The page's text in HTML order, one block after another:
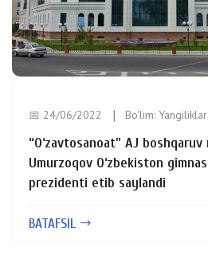
📅 24/06/2022 Bo'lim: Yangiliklar
“O‘zavtosanoat” AJ
Umurzoqov O‘zbekiston
prezidenti etib saylandi
BATAFSIL